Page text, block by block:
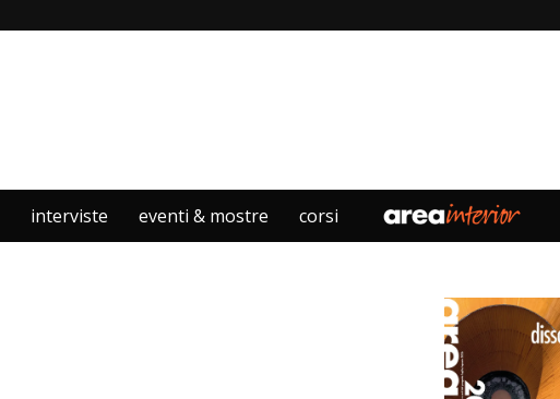
interviste eventi & mostre corsi